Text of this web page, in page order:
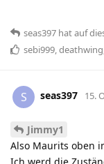
seas397 hatauf
sebi999 deathwing
S seas397 15.
Jimmy1
Also Maurits oben